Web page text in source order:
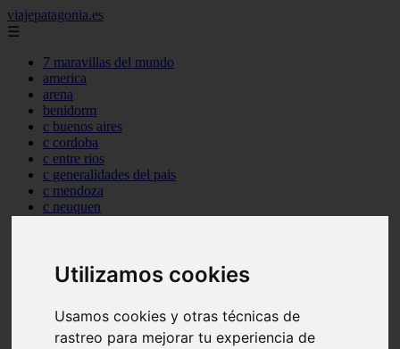
Utilizamos cookies
Usamos cookies y otras técnicas de
rastreo para mejorar tu experiencia de
viajepatagonia.es
☰
7 maravillas del mundo
america
arena
benidorm
c buenos aires
c cordoba
c entre rios
c generalidades del pais
c mendoza
c neuquen
c tierra de fuego
c tucuman
carmen
category